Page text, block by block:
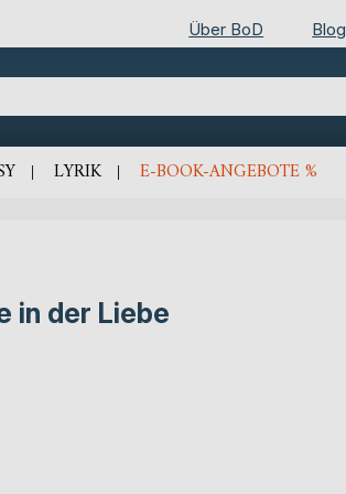
Über BoD Blog
LYRIK E-BOOK-ANGEBOTE %
in der Liebe